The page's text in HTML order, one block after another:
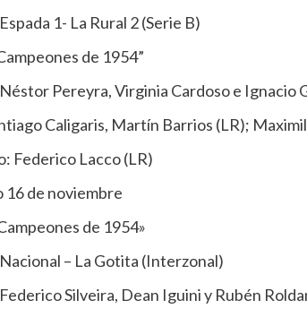
1- La Rural 2 (Serie B)
de 1954”
Pereyra, Virginia Cardoso e Ignacio
Caligaris, Martín Barrios (LR);
Federico Lacco (LR)
16 de noviembre
de 1954»
– La Gotita (Interzonal)
Silveira, Dean Iguini y Rubén